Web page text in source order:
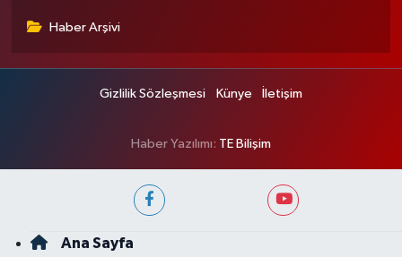
Haber Arşivi
Gizlilik Sözleşmesi Künye İletişim
Haber Yazılımı: TE Bilişim
Ana Sayfa